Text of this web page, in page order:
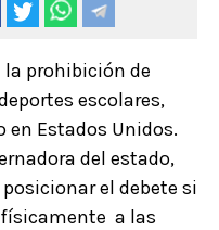
la prohibición de
escolares,
en Estados Unidos.
del estado,
el debete si
a las